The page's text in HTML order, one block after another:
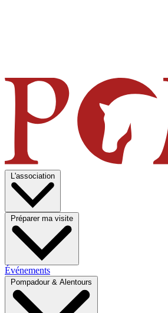
L'association
Préparer ma visite
Événements
Pompadour & Alentours